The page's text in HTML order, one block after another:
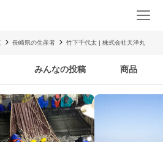
長崎県の生産者 竹下千代太 | 株式会社天洋丸
みんなの投稿 商品